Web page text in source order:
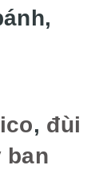
, đùi
ban